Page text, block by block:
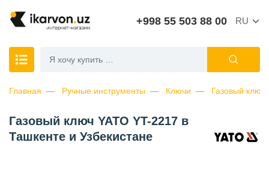
+998 55 503 88 00 RU
Главная Ручные инструменты Ключи Газовый ключ
Газовый ключ YATO YT-2217 в
Ташкенте и Узбекистане